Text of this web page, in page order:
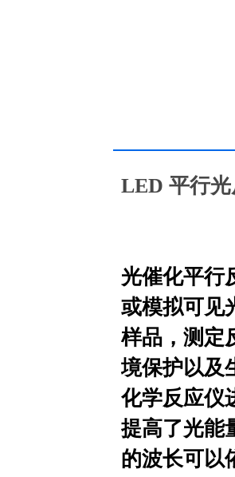
LED 平行
光催化平行
或模拟可见
样品，测定
境保护以及
化学反应仪
提高了光能
的波长可以